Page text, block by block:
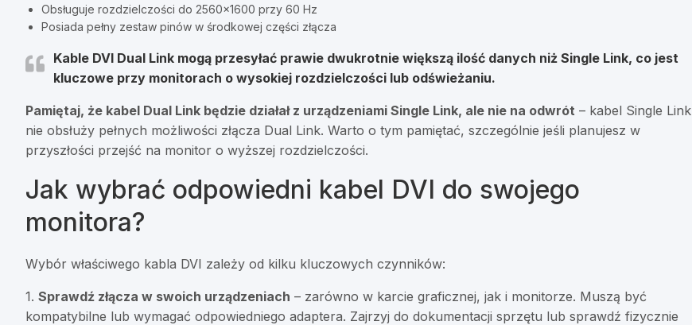
Obsługuje rozdzielczości do 2560×1600 przy 60 Hz
Posiada pełny zestaw pinów w środkowej części złącza
Kable DVI Dual Link mogą przesyłać prawie dwukrotnie większą ilość danych niż Single Link, co jest
kluczowe przy monitorach o wysokiej rozdzielczości lub odświeżaniu.
Pamiętaj, że kabel Dual Link będzie działał z urządzeniami Single Link, ale nie na odwrót – kabel Single Link
nie obsłuży pełnych możliwości złącza Dual Link. Warto o tym pamiętać, szczególnie jeśli planujesz w
przyszłości przejść na monitor o wyższej rozdzielczości.
Jak wybrać odpowiedni kabel DVI do swojego
monitora?
Wybór właściwego kabla DVI zależy od kilku kluczowych czynników:
1. Sprawdź złącza w swoich urządzeniach – zarówno w karcie graficznej, jak i monitorze. Muszą być
kompatybilne lub wymagać odpowiedniego adaptera. Zajrzyj do dokumentacji sprzętu lub sprawdź fizycznie